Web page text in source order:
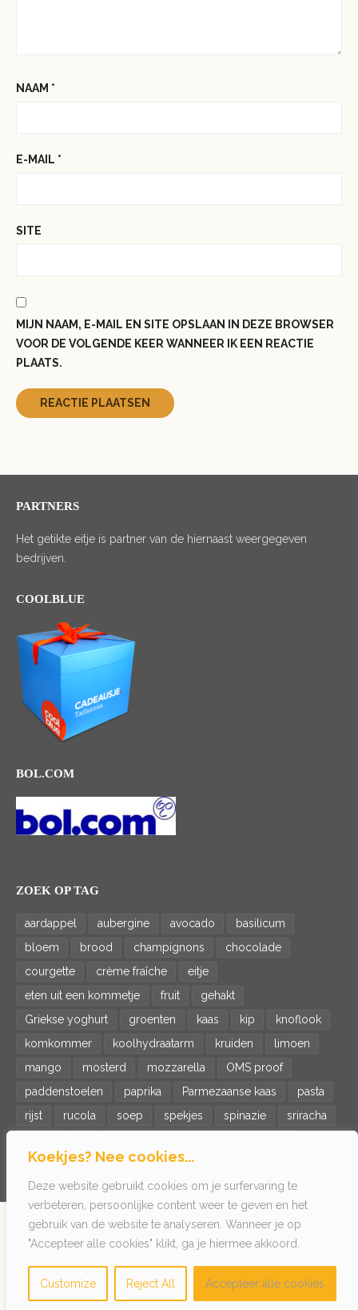
Koekjes? Nee cookies...
Deze website gebruikt cookies om je surfervaring te
verbeteren, persoonlijke content weer te geven en het
gebruik van de website te analyseren. Wanneer je op
"Accepteer alle cookies" klikt, ga je hiermee akkoord.
Customize Reject All Accepteer alle cookies
NAAM *
E-MAIL *
SITE
MIJN NAAM, E-MAIL EN SITE OPSLAAN IN DEZE BROWSER
VOOR DE VOLGENDE KEER WANNEER IK EEN REACTIE
PLAATS.
PARTNERS
Het getikte eitje is partner van de hiernaast weergegeven
bedrijven.
COOLBLUE
BOL.COM
ZOEK OP TAG
aardappel aubergine avocado
basilicum
bloem
brood champignons
chocolade
courgette
crème fraîche
eitje
eten uit een kommetje
fruit
gehakt
Griekse yoghurt
groenten kaas kip
knoflook
komkommer
koolhydraatarm kruiden
limoen
mango
mosterd mozzarella
OMS proof
paddenstoelen
paprika Parmezaanse kaas
pasta
rijst
rucola soep spekjes spinazie
sriracha
wortel
zalm zoete aardappel